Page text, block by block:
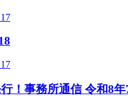
！事務所通信 令和8